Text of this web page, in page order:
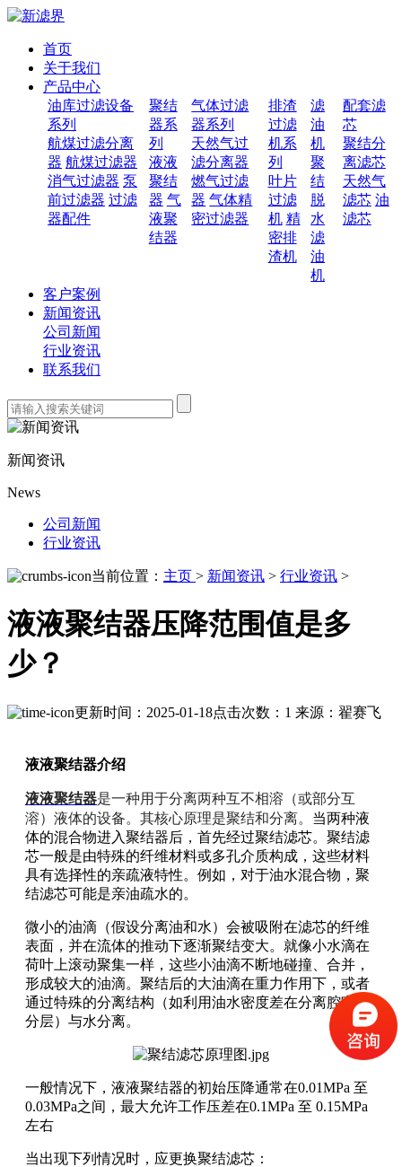
首页
关于我们
产品中心
油库过滤设备
系列
航煤过滤分离
器 航煤过滤器
消气过滤器 泵
前过滤器 过滤
器配件
聚结
器系
列
液液
聚结
器 气
液聚
结器
气体过滤
器系列
天然气过
滤分离器
燃气过滤
器 气体精
密过滤器
排渣
过滤
机系
列
叶片
过滤
机 精
密排
渣机
滤
油
机
聚
结
脱
水
滤
油
机
配套滤
芯
聚结分
离滤芯
天然气
滤芯 油
滤芯
客户案例
新闻资讯
公司新闻
行业资讯
联系我们
新闻资讯
News
公司新闻
行业资讯
当前位置： 主页 > 新闻资讯 > 行业资讯 >
液液聚结器压降范围值是多
少？
更新时间：2025-01-18点击次数：1 来源：翟赛飞
液液聚结器介绍
液液聚结器是一种用于分离两种互不相溶（或部分互
溶）液体的设备。其核心原理是聚结和分离。
当两种液
体的混合物进入聚结器后，首先经过聚结滤芯。聚结滤
芯一般是由特殊的纤维材料或多孔介质构成，这些材料
具有选择性的亲疏液特性。例如，对于油水混合物，聚
结滤芯可能是亲油疏水的。
微小的油滴（假设分离油和水）会被吸附在滤芯的纤维
表面，并在流体的推动下逐渐聚结变大。就像小水滴在
荷叶上滚动聚集一样，这些小油滴不断地碰撞、合并，
形成较大的油滴。聚结后的大油滴在重力作用下，或者
通过特殊的分离结构（如利用油水密度差在分离腔室中
分层）与水分离。
一般情况下，液液聚结器的初始压降通常在0.01MPa 至
0.03MPa之间，最大允许工作压差在0.1MPa 至 0.15MPa
左右
当出现下列情况时，应更换聚结滤芯：